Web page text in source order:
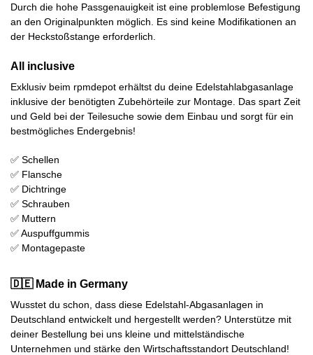
Durch die hohe Passgenauigkeit ist eine problemlose Befestigung
an den Originalpunkten möglich. Es sind keine Modifikationen an
der Heckstoßstange erforderlich.
All inclusive
Exklusiv beim rpmdepot erhältst du deine Edelstahlabgasanlage
inklusive der benötigten Zubehörteile zur Montage. Das spart Zeit
und Geld bei der Teilesuche sowie dem Einbau und sorgt für ein
bestmögliches Endergebnis!
✅ Schellen
✅ Flansche
✅ Dichtringe
✅ Schrauben
✅ Muttern
✅ Auspuffgummis
✅ Montagepaste
🇩🇪 Made in Germany
Wusstet du schon, dass diese Edelstahl-Abgasanlagen in
Deutschland entwickelt und hergestellt werden? Unterstütze mit
deiner Bestellung bei uns kleine und mittelständische
Unternehmen und stärke den Wirtschaftsstandort Deutschland!